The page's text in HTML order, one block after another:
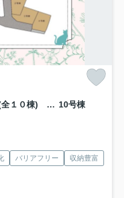
【新築】高崎市江木町 １０号棟(全１０棟) フェリディアガーデン 新築建売分譲 10号棟
バリアフリー
収納豊富